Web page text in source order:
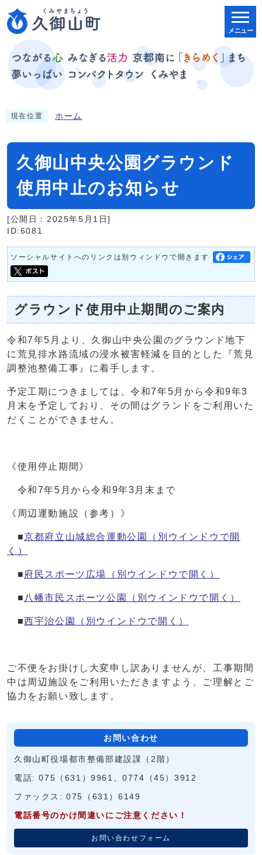
メニュー
現在位置 ホーム
久御山中央公園グラウンド
使用中止のお知らせ
[公開日：2025年5月1日]
ID:6081
ソーシャルサイトへのリンクは別ウィンドウで開きます
グラウンド使用中止期間のご案内
令和7年5月より、久御山中央公園のグラウンド地下
に荒見排水路流域の浸水被害軽減を目的とした『荒見
調整池整備工事』に着手します。
予定工期につきましては、令和7年5月から令和9年3
月末を予定しており、その間はグランドをご利用いた
だくことができません。
《使用停止期間》
令和7年5月から令和9年3月末まで
《周辺運動施設（参考）》
■京都府立山城総合運動公園
（別ウインドウで開
く）
■ 府民スポーツ広場 （別ウインドウで開く）
■ 八幡市民スポーツ公園 （別ウインドウで開く）
■西宇治公園 （別ウインドウで開く）
ご不便をお掛けし大変申し訳ありませんが、工事期間
中は周辺施設をご利用いただきますよう、ご理解とご
協力をお願い致します。
お問い合わせ
久御山町役場都市整備部建設課（2階）
電話: 075（631）9961、0774（45）3912
ファックス: 075（631）6149
電話番号のかけ間違いにご注意ください！
お問い合わせフォーム